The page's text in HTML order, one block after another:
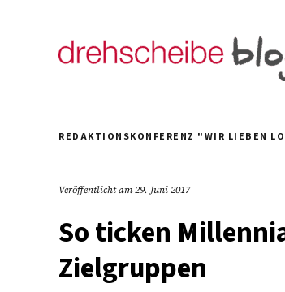
REDAKTIONSKONFERENZ "WIR LIEBEN
Veröffentlicht am29. Juni 2017
So ticken
Zielgruppen